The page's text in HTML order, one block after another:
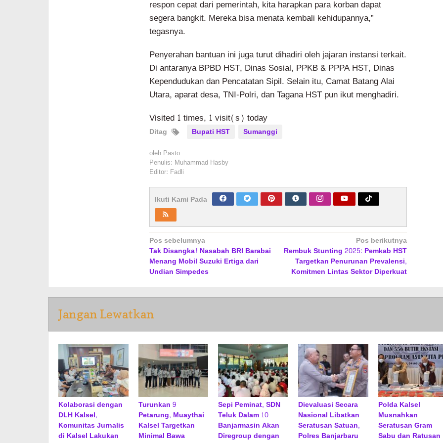
respon cepat dari pemerintah, kita harapkan para korban dapat
segera bangkit. Mereka bisa menata kembali kehidupannya,”
tegasnya.
Penyerahan bantuan ini juga turut dihadiri oleh jajaran instansi terkait.
Di antaranya BPBD HST, Dinas Sosial, PPKB & PPPA HST, Dinas
Kependudukan dan Pencatatan Sipil. Selain itu, Camat Batang Alai
Utara, aparat desa, TNI-Polri, dan Tagana HST pun ikut menghadiri.
Visited 1 times, 1 visit(s) today
Ditag Bupati HST Sumanggi
oleh Pasto
Penulis: Muhammad Hasby
Editor: Fadli
Ikuti Kami Pada
Navigasi
pos
Pos sebelumnya
Tak Disangka! Nasabah BRI Barabai
Menang Mobil Suzuki Ertiga dari
Undian Simpedes
Pos berikutnya
Rembuk Stunting 2025: Pemkab HST
Targetkan Penurunan Prevalensi,
Komitmen Lintas Sektor Diperkuat
Jangan Lewatkan
Kolaborasi dengan
DLH Kalsel,
Komunitas Jurnalis
di Kalsel Lakukan
Turunkan 9
Petarung, Muaythai
Kalsel Targetkan
Minimal Bawa
Sepi Peminat, SDN
Teluk Dalam 10
Banjarmasin Akan
Diregroup dengan
Dievaluasi Secara
Nasional Libatkan
Seratusan Satuan,
Polres Banjarbaru
Polda Kalsel
Musnahkan
Seratusan Gram
Sabu dan Ratusan